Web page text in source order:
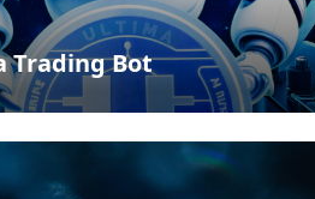
Trading Bot